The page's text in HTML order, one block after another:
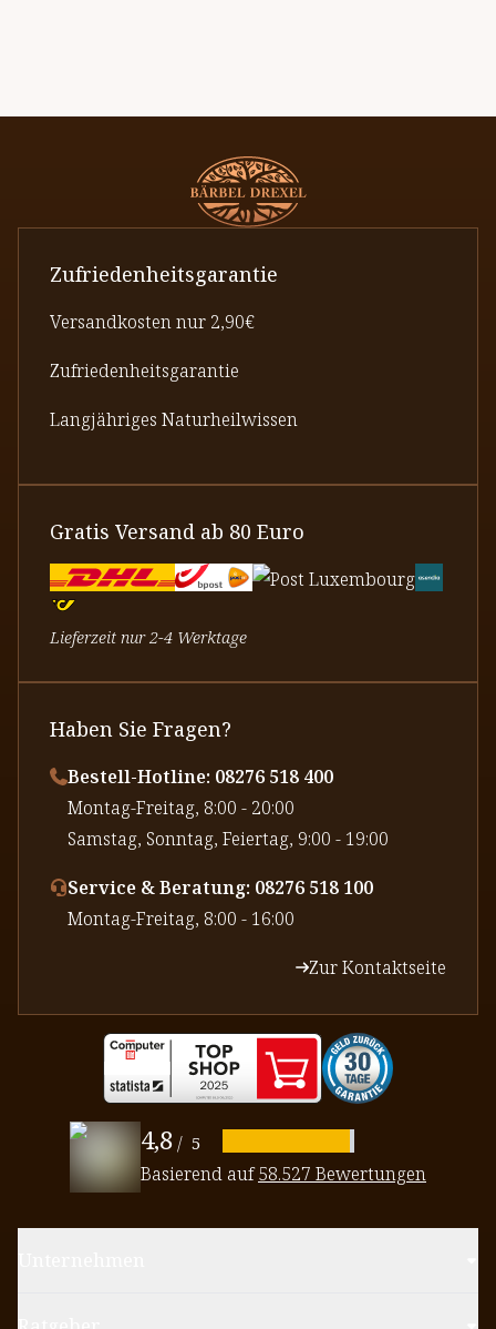
Zufriedenheitsgarantie
Versandkosten nur 2,90€
Zufriedenheitsgarantie
Langjähriges Naturheilwissen
Gratis Versand ab 80 Euro
Lieferzeit nur 2-4 Werktage
Haben Sie Fragen?
Bestell-Hotline: 08276 518 400
⁠Montag-Freitag, 8:00 - 20:00
⁠Samstag, Sonntag, Feiertag, 9:00 - 19:00
Service & Beratung: 08276 518 100
⁠Montag-Freitag, 8:00 - 16:00
Zur Kontaktseite
4,8/ 5
Basierend auf58.527 Bewertungen